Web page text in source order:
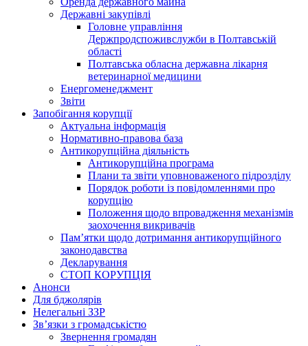
Державні закупівлі
Головне управління
Держпродспоживслужби в Полтавській
області
Полтавська обласна державна лікарня
ветеринарної медицини
Енергоменеджмент
Звіти
Запобігання корупції
Актуальна інформація
Нормативно-правова база
Антикорупційна діяльність
Антикорупційна програма
Плани та звіти уповноваженого підрозділу
Порядок роботи із повідомленнями про
корупцію
Положення щодо впровадження механізмів
заохочення викривачів
Пам’ятки щодо дотримання антикорупційного
законодавства
Декларування
СТОП КОРУПЦІЯ
Анонси
Для бджолярів
Нелегальні ЗЗР
Зв’язки з громадськістю
Звернення громадян